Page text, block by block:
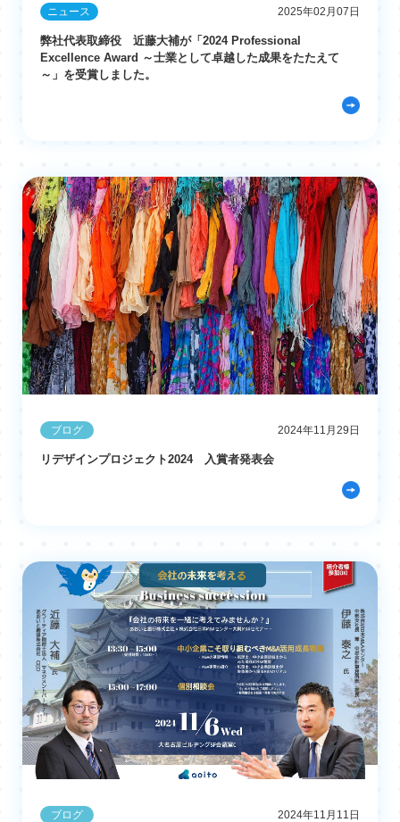
ニュース 2025年02月07日
弊社代表取締役 近藤大補が「2024 Professional
Excellence Award ～士業として卓越した成果をたたえて
～」を受賞しました。
ブログ 2024年11月29日
リデザインプロジェクト2024 入賞者発表会
ブログ 2024年11月11日